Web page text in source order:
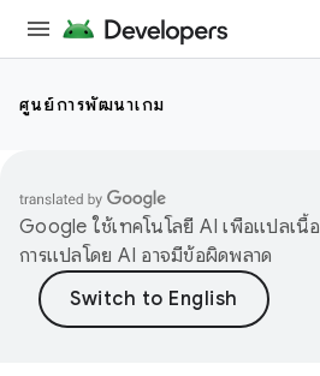
ศูนย์การพัฒนาเกม
Google ใช้เทคโนโลยี AI เพื่อแปลเ
การแปลโดย AI อาจมีข้อผิดพลาด